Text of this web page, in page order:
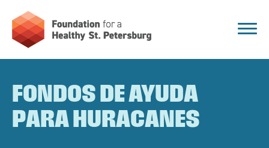
FONDOS DE AYUDA
PARA HURACANES